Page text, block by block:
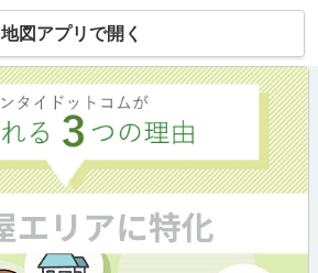
地図アプリで開く